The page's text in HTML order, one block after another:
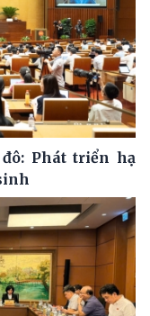
Phát triển hạ